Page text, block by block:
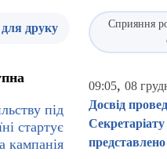
для друку
під
стартує
кампанія
Сприяння
09:05, 08
Досвід
Секретаріату